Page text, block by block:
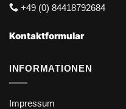
+49 (0) 84418792684
Kontaktformular
INFORMATIONEN
Impressum